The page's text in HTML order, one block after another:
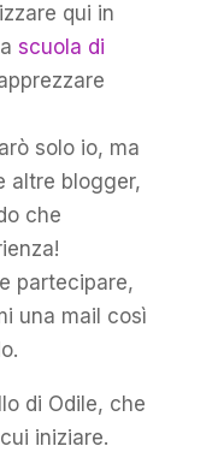
qui in
scuola di
solo io, ma
altre blogger,
che
partecipare,
una mail così
di Odile, che
iniziare.